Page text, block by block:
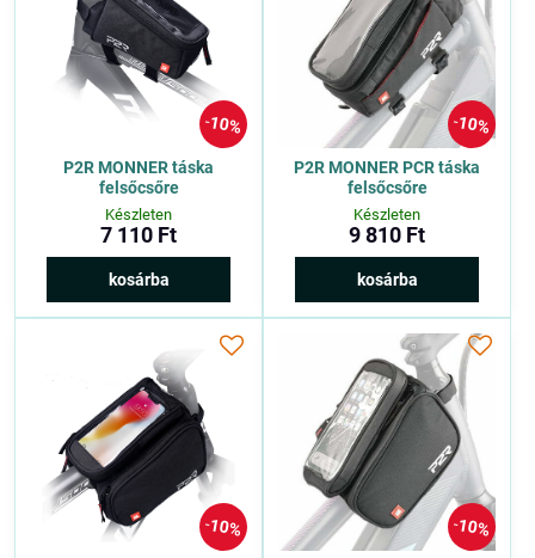
10%
P2R MONNER táska
felsőcsőre
Készleten
7 110 Ft
kosárba
10%
P2R MONNER PCR táska
felsőcsőre
Készleten
9 810 Ft
kosárba
10% 10%